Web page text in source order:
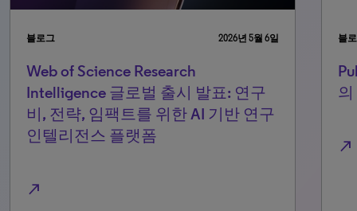
블로그 2025년 10월 30일
Pulse of the Library: 전 세계 사서들
의 목소리를 반영하다
north_east
블